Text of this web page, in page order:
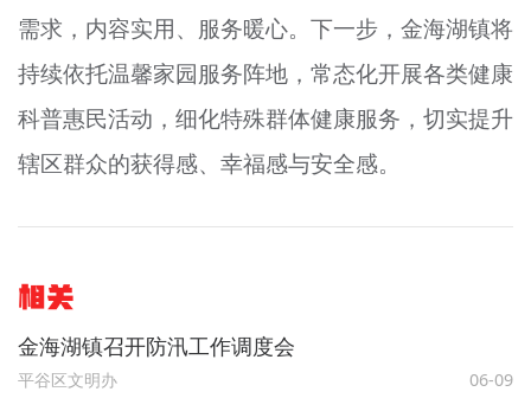
需求，内容实用、服务暖心。下一步，金海湖镇将
持续依托温馨家园服务阵地，常态化开展各类健康
科普惠民活动，细化特殊群体健康服务，切实提升
辖区群众的获得感、幸福感与安全感。
相关
金海湖镇召开防汛工作调度会
平谷区文明办 06-09